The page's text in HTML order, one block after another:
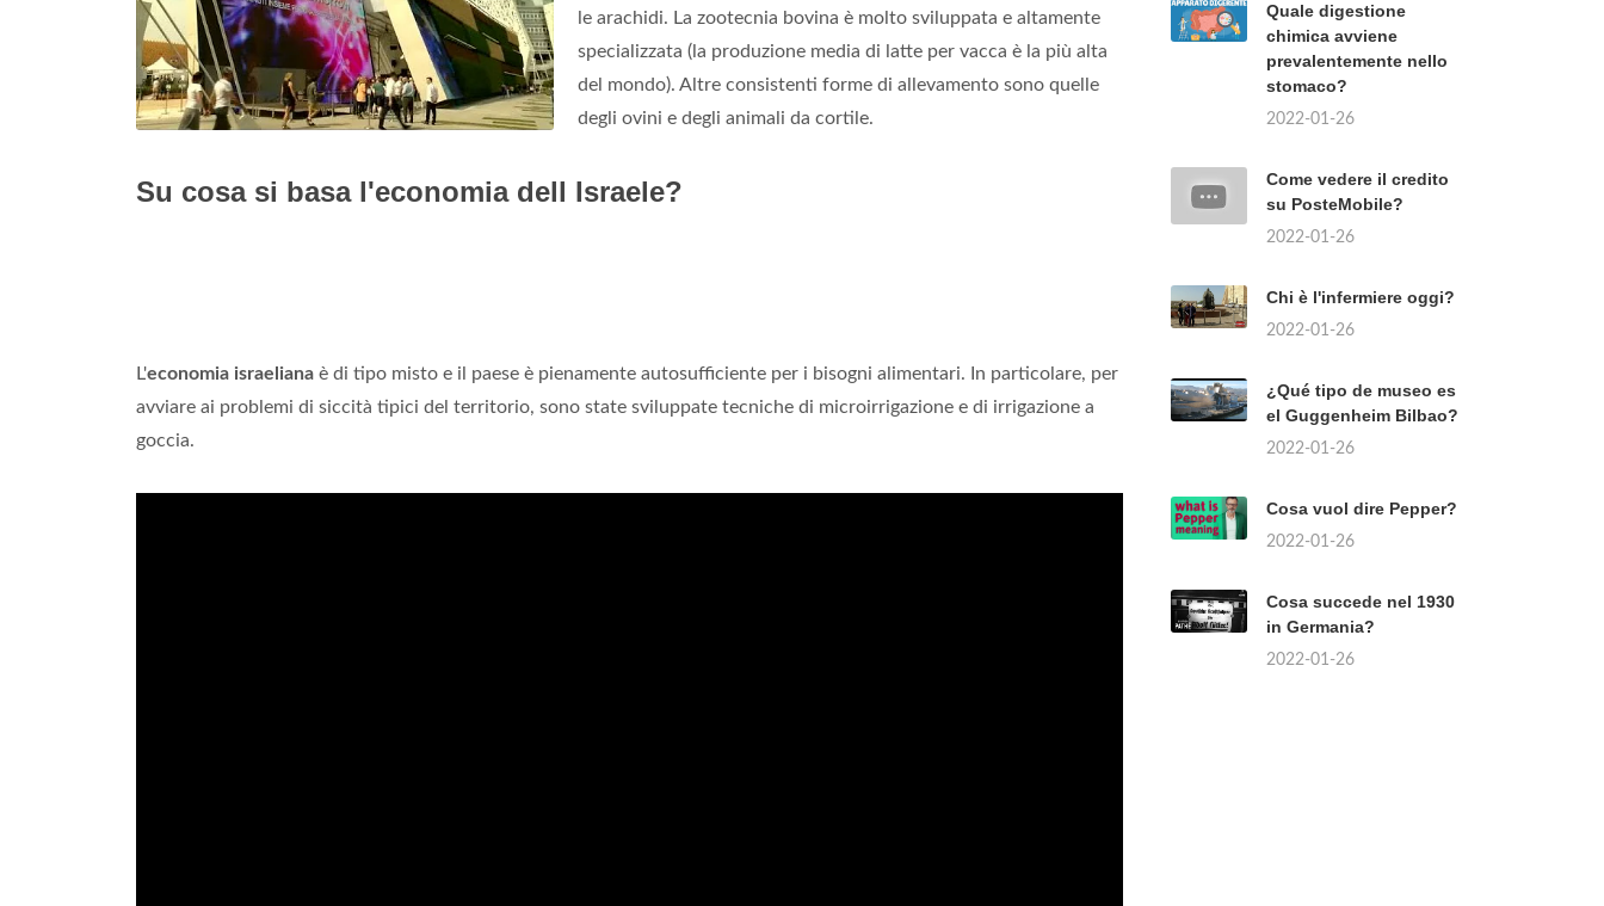
le arachidi. La zootecnia bovina è molto sviluppata e altamente
specializzata (la produzione media di latte per vacca è la più alta
del mondo). Altre consistenti forme di allevamento sono quelle
degli ovini e degli animali da cortile.
Su cosa si basa l'economia dell Israele?
L'economia israeliana è di tipo misto e il paese è pienamente autosufficiente per i bisogni alimentari. In particolare, per
avviare ai problemi di siccità tipici del territorio, sono state sviluppate tecniche di microirrigazione e di irrigazione a
goccia.
Quale digestione
chimica avviene
prevalentemente nello
stomaco?
2022-01-26
Come vedere il credito
su PosteMobile?
2022-01-26
Chi è l'infermiere oggi?
2022-01-26
¿Qué tipo de museo es
el Guggenheim Bilbao?
2022-01-26
Cosa vuol dire Pepper?
2022-01-26
Cosa succede nel 1930
in Germania?
2022-01-26